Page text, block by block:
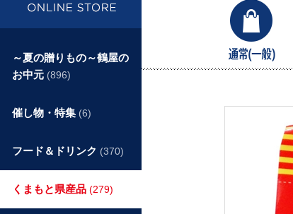
～夏の贈りもの～鶴屋の
お中元 (896)
催し物・特集 (6)
フード＆ドリンク (370)
くまもと県産品 (279)